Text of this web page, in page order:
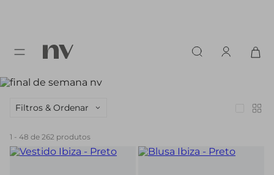
Filtros & Ordenar
1 - 48 de 262 produtos